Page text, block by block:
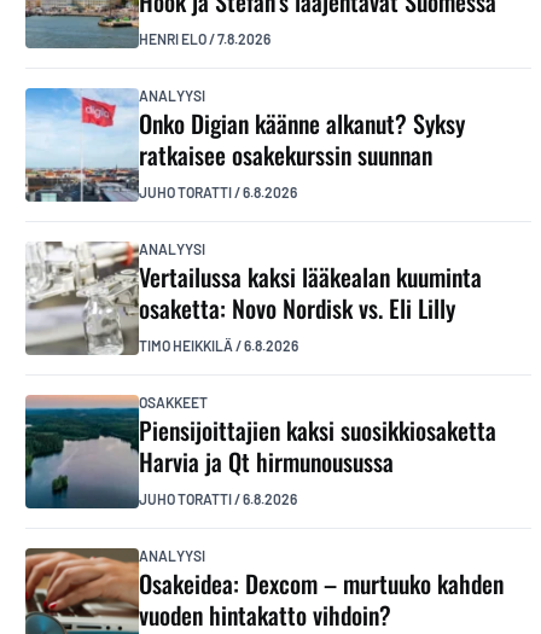
HENRI ELO/7.8.2026
ANALYYSI
Onko Digian käänne alkanut? Syksy
ratkaisee osakekurssin suunnan
JUHO TORATTI/6.8.2026
ANALYYSI
Vertailussa kaksi lääkealan kuuminta
osaketta: Novo Nordisk vs. Eli Lilly
TIMO HEIKKILÄ /6.8.2026
OSAKKEET
Piensijoittajien kaksi suosikkiosaketta
Harvia ja Qt hirmunousussa
JUHO TORATTI/6.8.2026
ANALYYSI
Osakeidea: Dexcom – murtuuko kahden
vuoden hintakatto vihdoin?